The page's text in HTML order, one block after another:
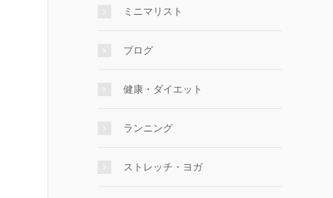
ミニマリスト
ブログ
健康・ダイエット
ランニング
ストレッチ・ヨガ